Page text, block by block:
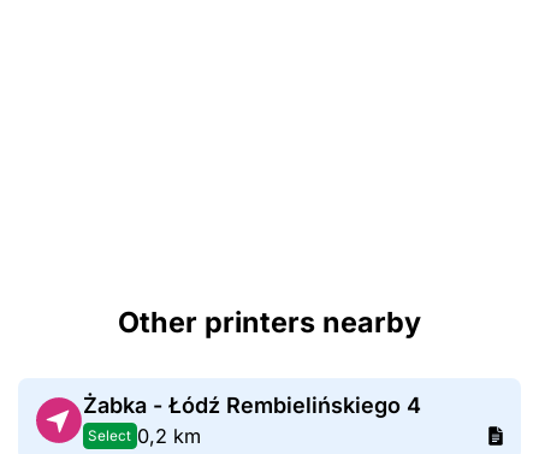
Other printers nearby
Żabka - Łódź Rembielińskiego 4
Select 0,2 km